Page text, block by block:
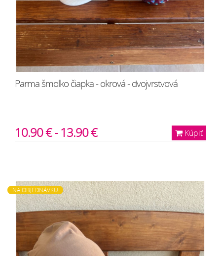
Parma šmolko čiapka - okrová - dvojvrstvová
Kúpiť
10.90 € - 13.90 €
NA OBJEDNÁVKU